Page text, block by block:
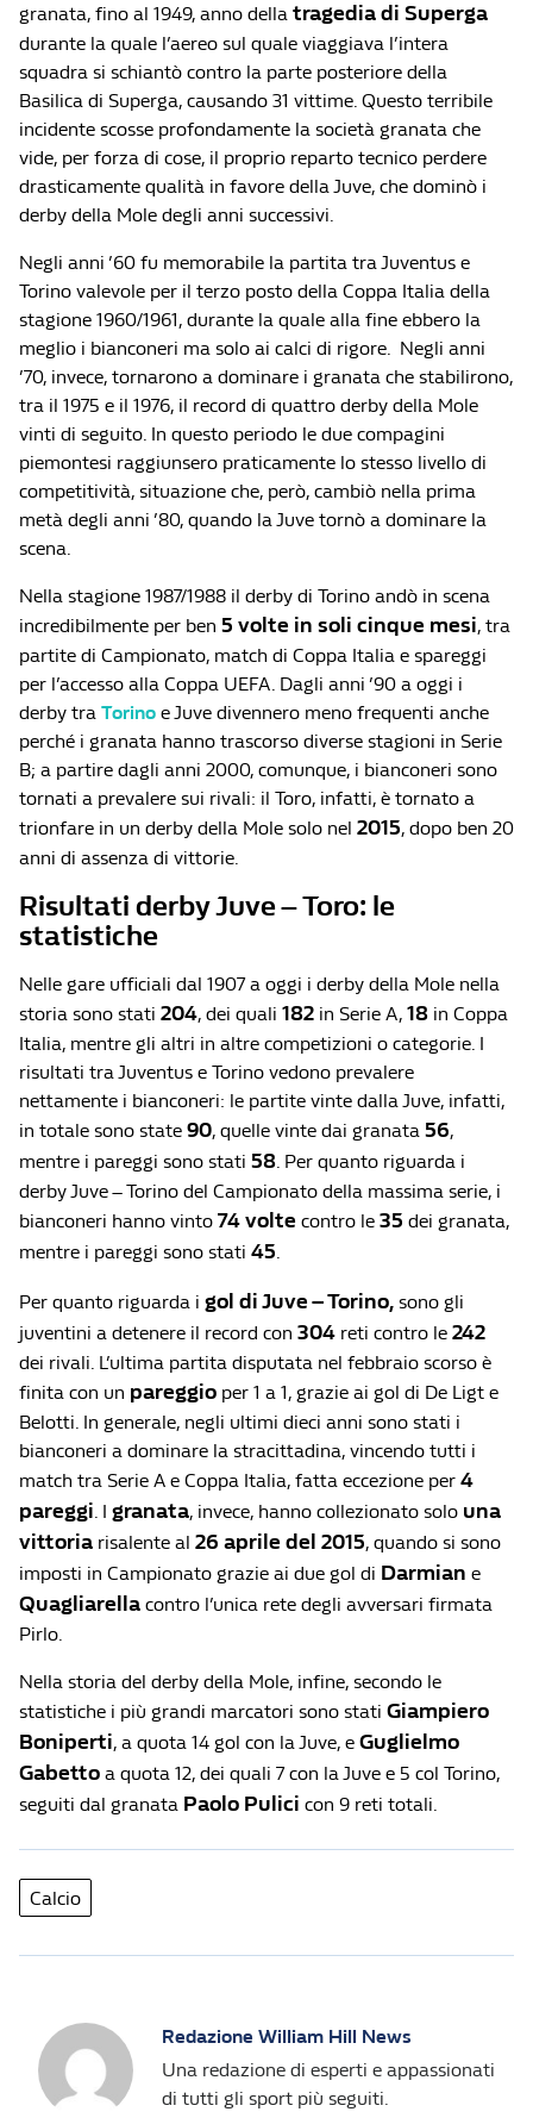
granata, fino al 1949, anno della tragedia di Superga
durante la quale l’aereo sul quale viaggiava l’intera
squadra si schiantò contro la parte posteriore della
Basilica di Superga, causando 31 vittime. Questo terribile
incidente scosse profondamente la società granata che
vide, per forza di cose, il proprio reparto tecnico perdere
drasticamente qualità in favore della Juve, che dominò i
derby della Mole degli anni successivi.
Negli anni ’60 fu memorabile la partita tra Juventus e
Torino valevole per il terzo posto della Coppa Italia della
stagione 1960/1961, durante la quale alla fine ebbero la
meglio i bianconeri ma solo ai calci di rigore. Negli anni
’70, invece, tornarono a dominare i granata che stabilirono,
tra il 1975 e il 1976, il record di quattro derby della Mole
vinti di seguito. In questo periodo le due compagini
piemontesi raggiunsero praticamente lo stesso livello di
competitività, situazione che, però, cambiò nella prima
metà degli anni ’80, quando la Juve tornò a dominare la
scena.
Nella stagione 1987/1988 il derby di Torino andò in scena
incredibilmente per ben 5 volte in soli cinque mesi, tra
partite di Campionato, match di Coppa Italia e spareggi
per l’accesso alla Coppa UEFA. Dagli anni ’90 a oggi i
derby tra Torino e Juve divennero meno frequenti anche
perché i granata hanno trascorso diverse stagioni in Serie
B; a partire dagli anni 2000, comunque, i bianconeri sono
tornati a prevalere sui rivali: il Toro, infatti, è tornato a
trionfare in un derby della Mole solo nel 2015, dopo ben 20
anni di assenza di vittorie.
Risultati derby Juve – Toro: le
statistiche
Nelle gare ufficiali dal 1907 a oggi i derby della Mole nella
storia sono stati 204, dei quali 182 in Serie A, 18 in Coppa
Italia, mentre gli altri in altre competizioni o categorie. I
risultati tra Juventus e Torino vedono prevalere
nettamente i bianconeri: le partite vinte dalla Juve, infatti,
in totale sono state 90, quelle vinte dai granata 56,
mentre i pareggi sono stati 58. Per quanto riguarda i
derby Juve – Torino del Campionato della massima serie, i
bianconeri hanno vinto 74 volte contro le 35 dei granata,
mentre i pareggi sono stati 45.
Per quanto riguarda i gol di Juve – Torino, sono gli
juventini a detenere il record con 304 reti contro le 242
dei rivali. L’ultima partita disputata nel febbraio scorso è
finita con un pareggio per 1 a 1, grazie ai gol di De Ligt e
Belotti. In generale, negli ultimi dieci anni sono stati i
bianconeri a dominare la stracittadina, vincendo tutti i
match tra Serie A e Coppa Italia, fatta eccezione per 4
pareggi. I granata, invece, hanno collezionato solo una
vittoria risalente al 26 aprile del 2015, quando si sono
imposti in Campionato grazie ai due gol di Darmian e
Quagliarella contro l’unica rete degli avversari firmata
Pirlo.
Nella storia del derby della Mole, infine, secondo le
statistiche i più grandi marcatori sono stati Giampiero
Boniperti, a quota 14 gol con la Juve, e Guglielmo
Gabetto a quota 12, dei quali 7 con la Juve e 5 col Torino,
seguiti dal granata Paolo Pulici con 9 reti totali.
Calcio
Redazione William Hill News
Una redazione di esperti e appassionati
di tutti gli sport più seguiti.